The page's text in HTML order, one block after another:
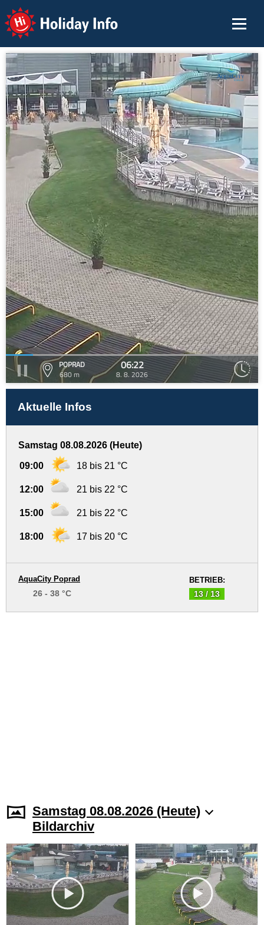
Holiday Info
POPRAD
680 m
06:22
8. 8. 2026
Aktuelle Infos
Samstag 08.08.2026 (Heute)
09:00 18 bis 21 °C
12:00 21 bis 22 °C
15:00 21 bis 22 °C
18:00 17 bis 20 °C
BETRIEB:
13 / 13
AquaCity Poprad
26 - 38 °C
Samstag 08.08.2026 (Heute)
Bildarchiv